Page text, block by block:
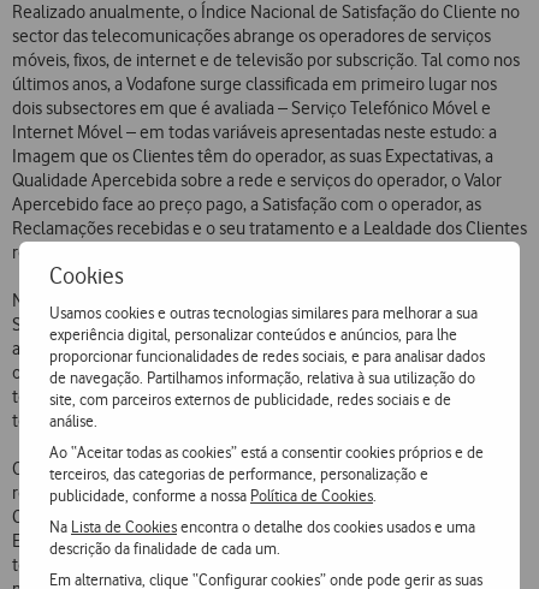
Cookies
Usamos cookies e outras tecnologias similares para melhorar a sua
experiência digital, personalizar conteúdos e anúncios, para lhe
proporcionar funcionalidades de redes sociais, e para analisar dados
de navegação. Partilhamos informação, relativa à sua utilização do
site, com parceiros externos de publicidade, redes sociais e de
análise.
Ao “Aceitar todas as cookies” está a consentir cookies próprios e de
terceiros, das categorias de performance, personalização e
publicidade, conforme a nossa Política de Cookies
Na Lista de Cookiesencontra o detalhe dos cookies usados e uma
descrição da finalidade de cada um.
Em alternativa, clique “Configurar cookies” onde pode gerir as suas
Realizado anualmente, o Índice Nacional de Satisfação do Cliente no
sector das telecomunicações abrange os operadores de serviços
móveis, fixos, de internet e de televisão por subscrição. Tal como nos
últimos anos, a Vodafone surge classificada em primeiro lugar nos
dois subsectores em que é avaliada – Serviço Telefónico Móvel e
Internet Móvel – em todas variáveis apresentadas neste estudo: a
Imagem que os Clientes têm do operador, as suas Expectativas, a
Qualidade Apercebida sobre a rede e serviços do operador, o Valor
Apercebido face ao preço pago, a Satisfação com o operador, as
Reclamações recebidas e o seu tratamento e a Lealdade dos Clientes
relativamente ao seu operador.
Neste estudo, a Vodafone viu reforçados os elevados níveis de
Satisfação dos Clientes do seu serviço telefónico móvel face ao ano
anterior, continuando a ter os Clientes mais satisfeitos com o seu
operador e evidenciando um índice de satisfação superior ao de
todos os restantes operadores no mercado nacional de
telecomunicações.
O estudo ECSI Portugal – Índice Nacional de Satisfação do Cliente
resultou da adesão de Portugal ao projecto ECSI (European
Customer Satisfaction Index), iniciado em 1999 pela Comissão
Europeia e pela EOQ (European Organization for Quality). O projecto
tem como objectivo a análise da satisfação dos Clientes utilizando a